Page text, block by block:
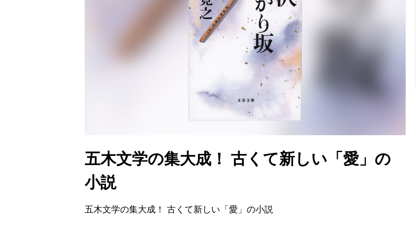
五木文学の集大成！ 古くて新しい「愛」の
小説
五木文学の集大成！ 古くて新しい「愛」の小説